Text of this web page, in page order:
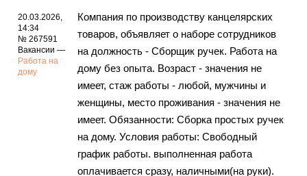
20.03.2026,
14:34
№ 267591
Вакансии —
Работа на
дому
Компания по производству канцелярских
товаров, объявляет о наборе сотрудников
на должность - Сборщик ручек. Работа на
дому без опыта. Возраст - значения не
имеет, стаж работы - любой, мужчины и
женщины, место проживания - значения не
имеет. Обязанности: Сборка простых ручек
на дому. Условия работы: Свободный
график работы. выполненная работа
оплачивается сразу, наличными(на руки).